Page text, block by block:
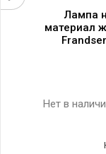
Лампа
материал
Нет в